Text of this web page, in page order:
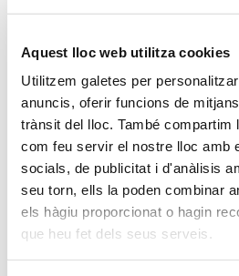
Aquest lloc web utilitza cookies
Utilitzem galetes per
anuncis, oferir funcions de
trànsit del lloc. També compartim
com feu servir el nostre lloc amb
socials, de publicitat i d'anàlisis
seu torn, ells la poden combinar
els hàgiu proporcionat o hagin
que heu fet dels seus serveis.
Esquema general de liquidació.
Aspectes materials, personals
2)RENDIMENTS DEL
Rendiments dineraris i en
Reduccions: rendes irregulars.
Despeses deduïbles.
3)RENDIMENTS DEL
Rendiments íntegres.
Despeses deduïbles i no